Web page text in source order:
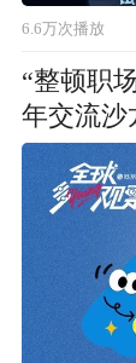
6.6万次播放
“整顿职
年交流沙